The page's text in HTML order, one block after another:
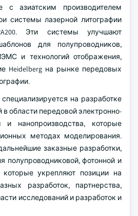
азиатским производителем
системы лазерной литографии
Эти системы улучшают
для полупроводников,
и технологий отображения,
Heidelberg на рынке передовых
на разработке
в области передовой электронно-
и нанопроизводства, которые
методах моделирования.
заказные разработки,
полупроводниковой, фотонной и
которые укрепляют позиции на
разработок, партнерства,
исследований и разработок и